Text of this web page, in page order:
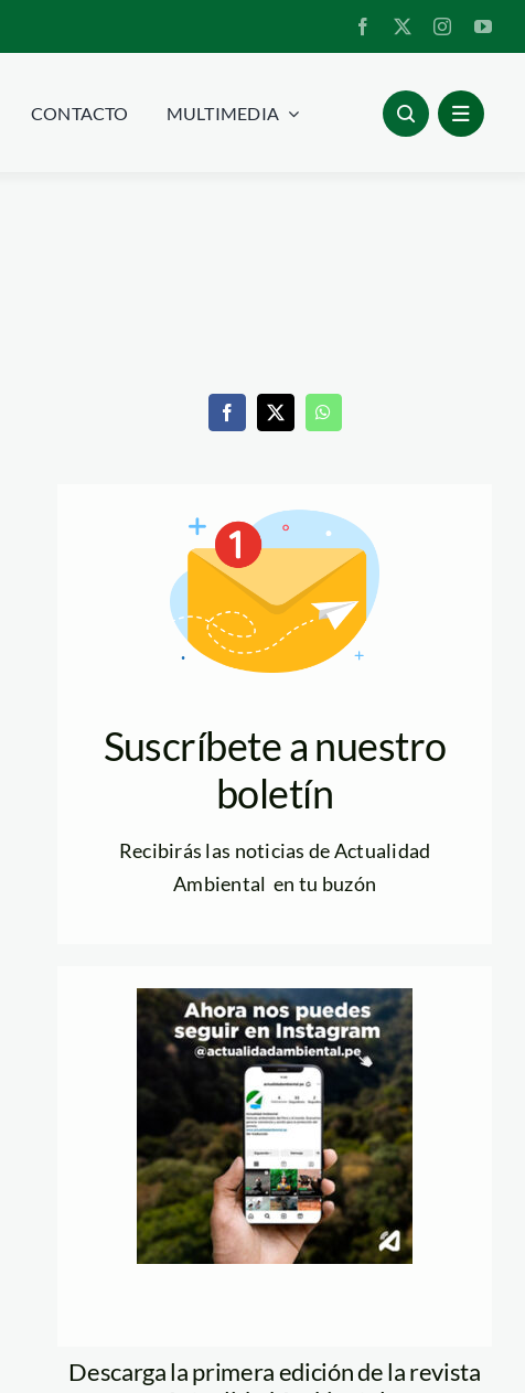
CONTACTO MULTIMEDIA
Suscríbete a nuestro
boletín
Recibirás las noticias de Actualidad
Ambiental en tu buzón
Descarga la primera edición de la revista